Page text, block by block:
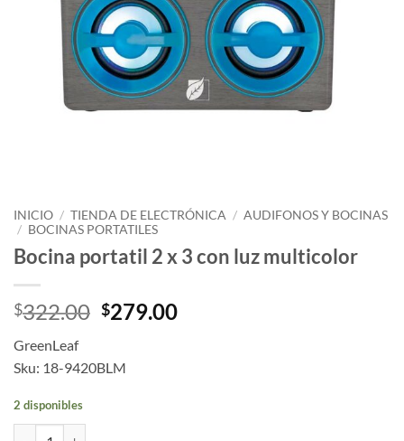
INICIO / TIENDA DE ELECTRÓNICA / AUDIFONOS Y BOCINAS
/ BOCINAS PORTATILES
Bocina portatil 2 x 3 con luz multicolor
$322.00 Original
$322.00.
$279.00Current
GreenLeaf
Sku: 18-9420BLM
2 disponibles